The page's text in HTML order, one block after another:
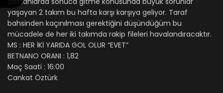
yaşayan 2 takım bu hafta karşı karşıya geliyor. Taraf
bahsinden kaçınılması gerektiğini düşündüğüm bu
mücadele de her iki takımda rakip fileleri havalandıracaktır.
MS : HER İKİ YARIDA GOL OLUR “EVET”
BETNANO ORANI : 1,82
Maç Saati : 16:00
Cankat Öztürk